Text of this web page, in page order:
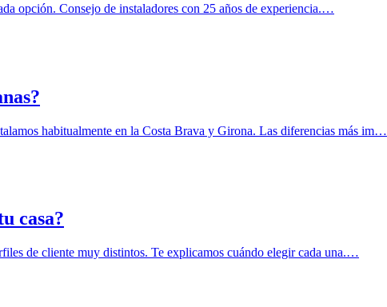
opción. Consejo de instaladores con 25 años de experiencia.…
habitualmente en la Costa Brava y Girona. Las diferencias más im…
casa?
de cliente muy distintos. Te explicamos cuándo elegir cada una.…